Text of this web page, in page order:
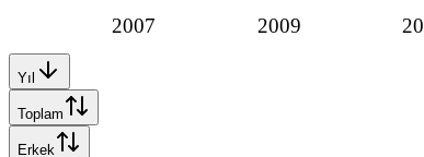
2007 2009
Yıl
Toplam
Erkek